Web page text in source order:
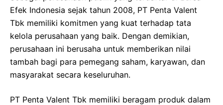
Efek Indonesia sejak tahun 2008, PT Penta Valent
Tbk memiliki komitmen yang kuat terhadap tata
kelola perusahaan yang baik. Dengan demikian,
perusahaan ini berusaha untuk memberikan nilai
tambah bagi para pemegang saham, karyawan, dan
masyarakat secara keseluruhan.
PT Penta Valent Tbk memiliki beragam produk dalam